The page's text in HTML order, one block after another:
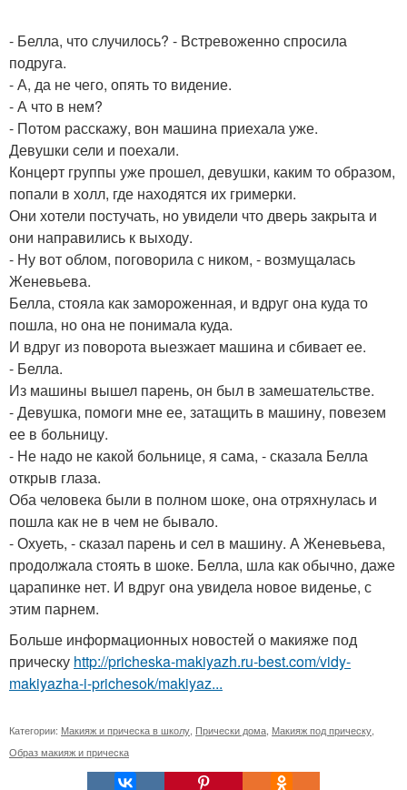
- Белла, что случилось? - Встревоженно спросила
подруга.
- А, да не чего, опять то видение.
- А что в нем?
- Потом расскажу, вон машина приехала уже.
Девушки сели и поехали.
Концерт группы уже прошел, девушки, каким то образом,
попали в холл, где находятся их гримерки.
Они хотели постучать, но увидели что дверь закрыта и
они направились к выходу.
- Ну вот облом, поговорила с ником, - возмущалась
Женевьева.
Белла, стояла как замороженная, и вдруг она куда то
пошла, но она не понимала куда.
И вдруг из поворота выезжает машина и сбивает ее.
- Белла.
Из машины вышел парень, он был в замешательстве.
- Девушка, помоги мне ее, затащить в машину, повезем
ее в больницу.
- Не надо не какой больнице, я сама, - сказала Белла
открыв глаза.
Оба человека были в полном шоке, она отряхнулась и
пошла как не в чем не бывало.
- Охуеть, - сказал парень и сел в машину. А Женевьева,
продолжала стоять в шоке. Белла, шла как обычно, даже
царапинке нет. И вдруг она увидела новое виденье, с
этим парнем.
Больше информационных новостей о макияже под
прическу http://pricheska-makiyazh.ru-best.com/vidy-
makiyazha-i-prichesok/makiyaz...
Категории: Макияж и прическа в школу Прически дома Макияж под прическу
Образ макияж и прическа